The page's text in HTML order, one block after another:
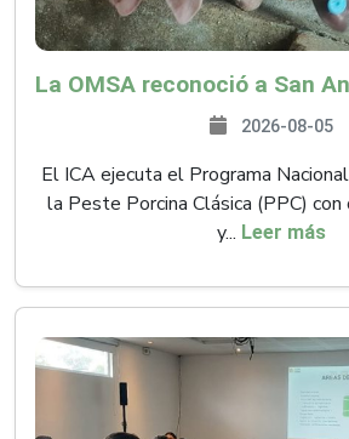
2026-08-05
El ICA ejecuta el Programa
la Peste Porcina Clásica (PPC)
y... Leer más